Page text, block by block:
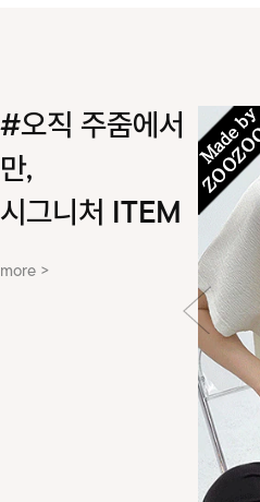
#오직 주줌에서
만,
시그니처 ITEM
more >